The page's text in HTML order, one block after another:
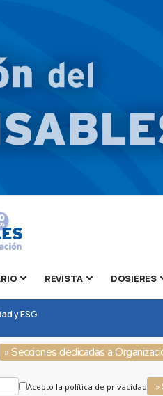
REVISTA DOSIERES
y ESG
» Secciones dedicadas a
Acepto la política de privacidad »